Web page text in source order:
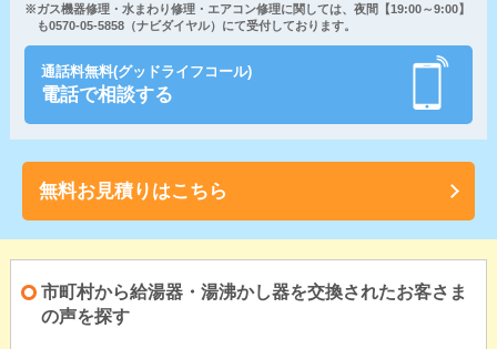
※ガス機器修理・水まわり修理・エアコン修理に関しては、夜間【19:00～9:00】
も0570-05-5858（ナビダイヤル）にて受付しております。
通話料無料(グッドライフコール)
電話で相談する
無料お見積りはこちら
市町村から給湯器・湯沸かし器を交換されたお客さま
の声を探す